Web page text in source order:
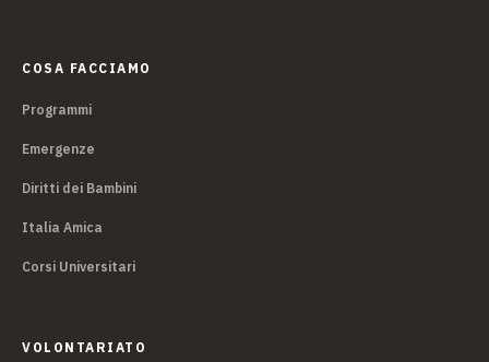
COSA FACCIAMO
Programmi
Emergenze
Diritti dei Bambini
Italia Amica
Corsi Universitari
VOLONTARIATO